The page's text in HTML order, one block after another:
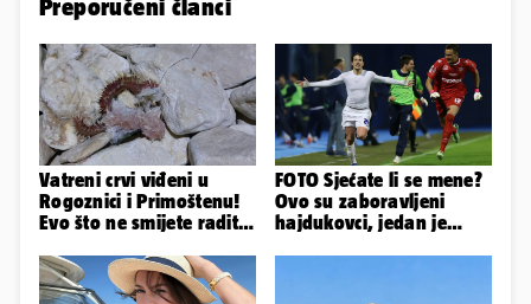
Preporučeni članci
Vatreni crvi viđeni u
Rogoznici i Primoštenu!
Evo što ne smijete raditi
FOTO Sjećate li se mene?
Ovo su zaboravljeni
hajdukovci, jedan je